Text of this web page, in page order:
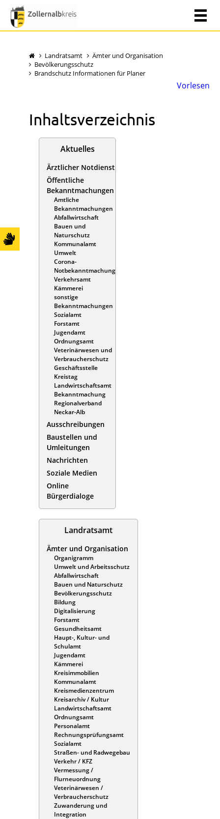
Landratsamt
Ämter und Organisation
Bevölkerungsschutz
Brandschutz Informationen für Planer
Vorlesen
Inhaltsverzeichnis
Aktuelles
Ärztlicher Notdienst
Öffentliche
Bekanntmachungen
Amtliche
Bekanntmachungen
Abfallwirtschaft
Bauen und
Naturschutz
Kommunalamt
Umwelt
Corona-
Notbekanntmachung
Verkehrsamt
Kämmerei
sonstige
Bekanntmachungen
Sozialamt
Forstamt
Jugendamt
Ordnungsamt
Veterinärwesen und
Verbraucherschutz
Geschäftsstelle
Kreistag
Landwirtschaftsamt
Bekanntmachung
Regionalverband
Neckar-Alb
Ausschreibungen
Baustellen und
Umleitungen
Nachrichten
Soziale Medien
Online
Bürgerdialoge
Landratsamt
Ämter und Organisation
Organigramm
Umwelt und Arbeitsschutz
Abfallwirtschaft
Bauen und Naturschutz
Bevölkerungsschutz
Bildung
Digitalisierung
Forstamt
Gesundheitsamt
Haupt-, Kultur- und
Schulamt
Jugendamt
Kämmerei
Kreisimmobilien
Kommunalamt
Kreismedienzentrum
Kreisarchiv / Kultur
Landwirtschaftsamt
Ordnungsamt
Personalamt
Rechnungsprüfungsamt
Sozialamt
Straßen- und Radwegebau
Verkehr / KFZ
Vermessung /
Flurneuordnung
Veterinärwesen /
Verbraucherschutz
Zuwanderung und
Integration